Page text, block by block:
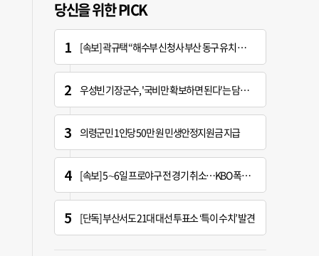
당신을 위한 PICK
[속보] 곽규택 “해수부 신청사 부산 동구 유치 환영…해양 중심지 완성할 것”
우성빈 기장군수, '국비만 확보하면 된다'는 담당자에 "국비는 국민의 혈세" 지적
의령군민 1인당 50만 원 민생안정지원금 지급
[속보] 5∼6일 프로야구 전 경기 취소…KBO 폭염 긴급대책 회의 개최
[단독] 부산서도 21대 대선 투표소 ‘특이 수치’ 발견